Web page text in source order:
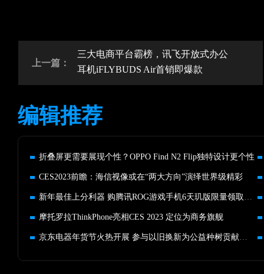
上一篇：
三大电商平台霸榜，讯飞开放式办公
耳机iFLYBUDS Air首销即爆款
编辑推荐
折叠屏更需要展现个性？OPPO Find N2 Flip独特设计更个性
CES2023前瞻：海信视像或在“两大方向”演绎世界级精彩
新年最佳上分利器 购腾讯ROG游戏手机6天玑版限量领取百元PLUS券
摩托罗拉ThinkPhone亮相CES 2023 定位为商务旗舰
京东电器年货节火热开展 参与以旧换新为公益种树贡献力量